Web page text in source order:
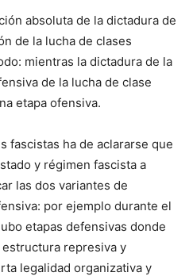
absoluta de la dictadura de
de la lucha de clases
mientras la dictadura de la
de la lucha de clase
etapa ofensiva.
fascistas ha de aclararse que
y régimen fascista a
las dos variantes de
por ejemplo durante el
etapas defensivas donde
represiva y
legalidad organizativa y